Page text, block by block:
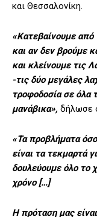
και Θεσσαλονίκη.
«Κατεβαίνουμε από
και αν δεν βρούμε
και κλείνουμε τις
-τις δύο μεγάλες
τροφοδοσία σε όλα
μανάβικα», δήλωσε
«Τα προβλήματα
είναι τα τεκμαρτά
δουλεύουμε όλο το
χρόνο […]
Η πρόταση μας